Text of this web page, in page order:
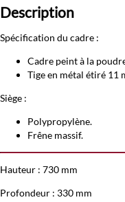
Description
Spécification du cadre :
Cadre peint à la
Tige en métal étiré 11
Siège :
Polypropylène.
Frêne massif.
Hauteur : 730 mm
Profondeur : 330 mm